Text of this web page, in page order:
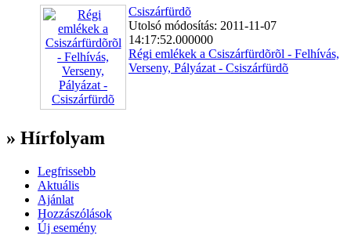
Csiszárfürdõ
Utolsó módosítás: 2011-11-07
14:17:52.000000
Régi emlékek a Csiszárfürdõrõl - Felhívás,
Verseny, Pályázat - Csiszárfürdõ
» Hírfolyam
Legfrissebb
Aktuális
Ajánlat
Hozzászólások
Új esemény